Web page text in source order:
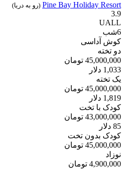
Pine Bay Holiday Resort (رو به دریا)
3.9
UALL
6شب
کوش آداسی
دو تخته
45,000,000 تومان
1,033 دلار
یک تخته
45,000,000 تومان
1,819 دلار
کودک با تخت
43,000,000 تومان
85 دلار
کودک بدون تخت
45,000,000 تومان
نوزاد
4,900,000 تومان